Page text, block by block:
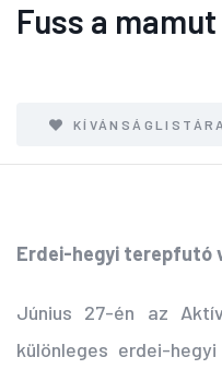
Fuss a
KÍVÁNSÁGLISTÁRA
Erdei-hegyi terepfutó
Június 27-én az
különleges erdei-